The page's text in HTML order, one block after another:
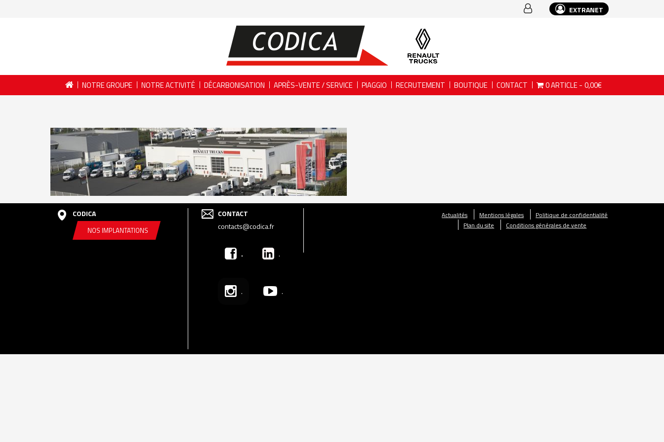
EXTRANET
NOTRE GROUPE NOTRE ACTIVITÉ DÉCARBONISATION APRÈS-VENTE / SERVICE PIAGGIO RECRUTEMENT BOUTIQUE CONTACT 0 ARTICLE 0,00€
CODICA
NOS IMPLANTATIONS
CONTACT
contacts@codica.fr
. .
. .
Actualités Mentions légales
Politique de confidentialité
Plan du site
Conditions générales de vente